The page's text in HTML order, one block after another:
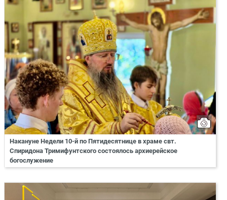
Накануне Недели 10-й по Пятидесятнице в храме свт.
Спиридона Тримифунтского состоялось архиерейское
богослужение